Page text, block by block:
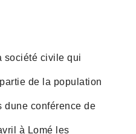
société civile qui
de la population
dune conférence de
à Lomé les